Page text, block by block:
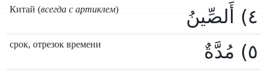
Китай (всегда с артиклем) ٤) أَلصِّينُ
срок, отрезок времени ٥) مُدَّةٌ